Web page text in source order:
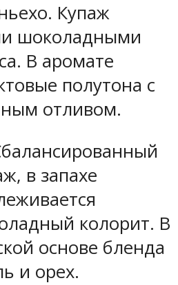
Купаж
шоколадными
В аромате
полутона с
отливом.
в запахе
колорит. В
основе бленда
и орех.